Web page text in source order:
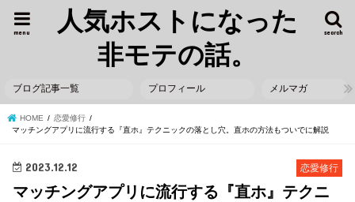
人気ホストになった
非モテの話。
search
menu
ブログ記事一覧 プロフィール メルマガ
HOME
恋愛修行
マッチングアプリに流行する『直ホ』テクニックの落とし穴。直ホの方法もついでに解説
恋愛修行
2023.12.12
マッチングアプリに流行する『直ホ』テクニ